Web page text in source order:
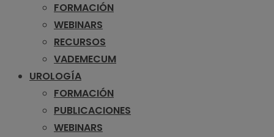
FORMACIÓN
WEBINARS
RECURSOS
VADEMECUM
UROLOGÍA
FORMACIÓN
PUBLICACIONES
WEBINARS